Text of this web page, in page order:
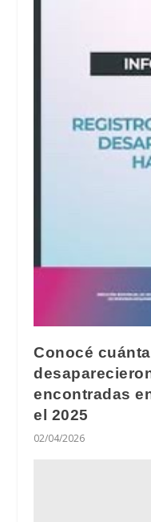
Conocé
encontradas
el 2025
02/04/2026